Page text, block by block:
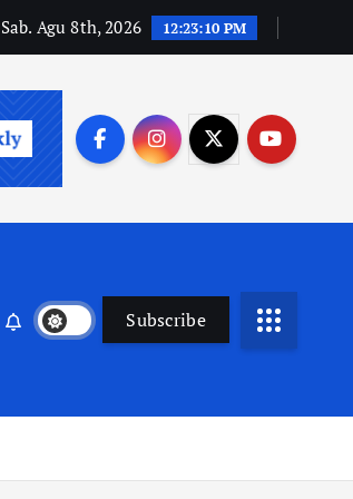
Sab. Agu 8th, 2026 12:23:11 PM
Subscribe